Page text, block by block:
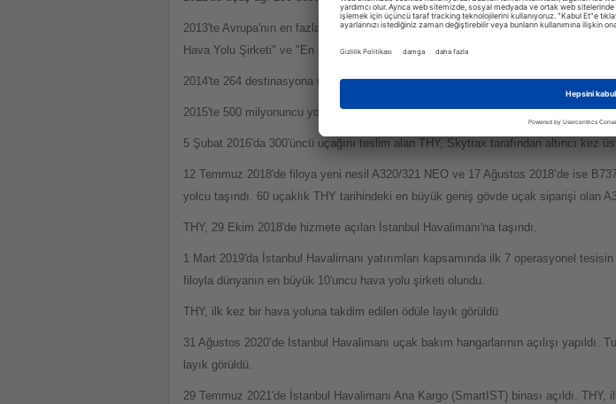
2013'te Avrupa'nın en fazla yolcu taşıyan ikinci hava yolu şirketi olan THY, Skytrax
Hava Yolu Şirketi" ve "En İyi Business Class İkram Servisi" ödüllerine layık görüldü.
2014'te 264 destinasyona uçan THY, dünyanın dördüncü büyük uçuş ağına sahip
2015'te 500 milyonuncu yolcuyu taşıyan THY, Skytrax tarafından beşinci kez üst
5 Şubat 2016'da 300'üncü uçağını teslim alan THY, Skytrax tarafından altıncı kez
12 Temmuz 2018'de filoya yeni nesil A320/321 NEO ve 17 Ağustos 2018’de ise
yolcu taşındı. 60 uçaklık THY tarihindeki en büyük geniş gövde uçak siparişi olan
THY, 29 Ekim 2018'de hizmete açılan İstanbul Havalimanı'na taşındı.
1 Mart 2019'da İstanbul Havalimanı yatırımları kapsamında ilk 7 operasyonel
filoyla dünyanın en büyük 10'uncu hava yolu şirketi olundu.
THY, ilk kez bir hava yoluna takdim edilen ödüle layık görüldü
31 Ağustos 2020’de İstanbul Havalimanı uçak bakım hangarlarının açılışı
layık görüldü.
29 Temmuz 2021'de İstanbul Havalimanı Ana Kargo (SmartIST) binası açıldı.